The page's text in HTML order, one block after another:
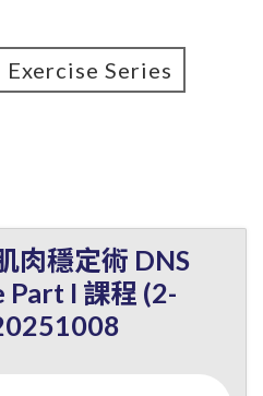
Exercise Series
肉穩定術 DNS
Part I 課程 (2-